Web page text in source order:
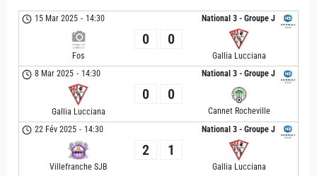
National 3 - Groupe J
15 Mar 2025 - 14:30
Fos
0 0
Gallia Lucciana
National 3 - Groupe J
8 Mar 2025 - 14:30
Gallia Lucciana
0 0
Cannet Rocheville
National 3 - Groupe J
22 Fév 2025 - 14:30
Villefranche SJB
2 1
Gallia Lucciana